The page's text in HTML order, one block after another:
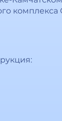
комплекса